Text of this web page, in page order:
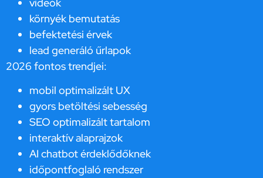
környék bemutatás
befektetési érvek
lead generáló űrlapok
2026 fontos trendjei:
mobil optimalizált UX
gyors betöltési sebesség
SEO optimalizált tartalom
interaktív alaprajzok
AI chatbot érdeklődőknek
időpontfoglaló rendszer